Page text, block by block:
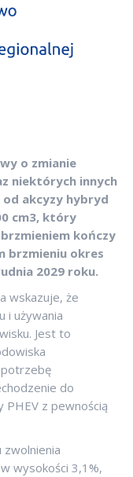
o zmianie
niektórych innych
akcyzy hybryd
cm3, który
kończy
brzmieniu okres
2029 roku.
wskazuje, że
i używania
Jest to
do
z pewnością
zwolnienia
wysokości 3,1%,